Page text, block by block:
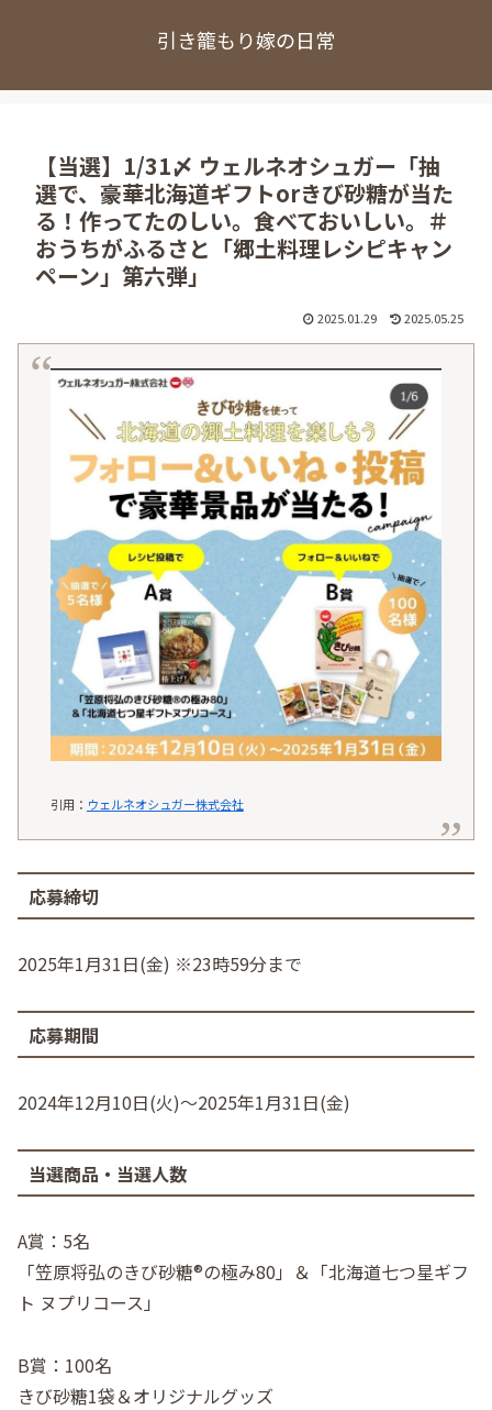
引き籠もり嫁の日常
【当選】1/31〆 ウェルネオシュガー「抽
選で、豪華北海道ギフトorきび砂糖が当た
る！作ってたのしい。食べておいしい。＃
おうちがふるさと「郷土料理レシピキャン
ペーン」第六弾」
2025.01.29 2025.05.25
引用： ウェルネオシュガー株式会社
応募締切
2025年1月31日(金) ※23時59分まで
応募期間
2024年12月10日(火)～2025年1月31日(金)
当選商品・当選人数
A賞：5名
「笠原将弘のきび砂糖®の極み80」＆「北海道七つ星ギフ
ト ヌプリコース」
B賞：100名
きび砂糖1袋＆オリジナルグッズ